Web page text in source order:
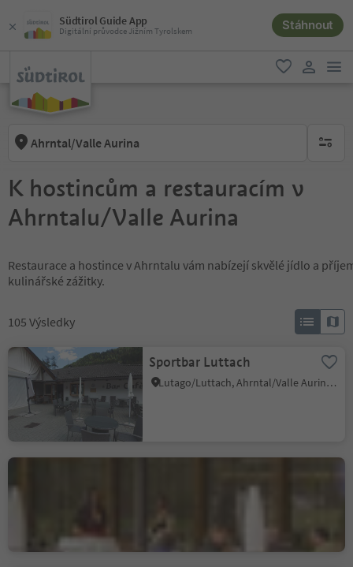
Südtirol Guide App
Digitální průvodce Jižním Tyrolskem Stáhnout
oblíbené
Ahrntal/Valle Aurina brak
K hostincům a restauracím v
Ahrntalu/Valle Aurina
Restaurace a hostince v Ahrntalu vám nabízejí skvělé jídlo a
kulinářské zážitky.
105 Výsledky
Sportbar Luttach
Lutago/Luttach, Ahrntal/Valle Aurina, Ahrntal/Valle Aurina